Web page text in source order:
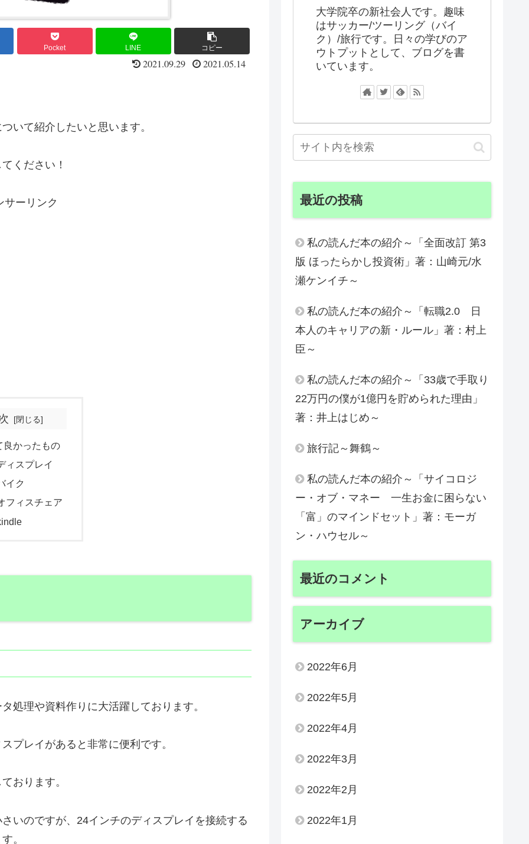
Pocket LINE コピー
2021.09.29 2021.05.14
いて紹介したいと思います。
ください！
サーリンク
良かったもの
ィスプレイ
イク
フィスチェア
処理や資料作りに大活躍しております。
プレイがあると非常に便利です。
おります。
いのですが、24インチのディスプレイを接続する
。
大学院卒の新社会人です。趣味
はサッカー/ツーリング（バイ
ク）/旅行です。日々の学びのア
ウトプットとして、ブログを書
いています。
最近の投稿
私の読んだ本の紹介～「全面改訂 第3
版 ほったらかし投資術」著：山崎元/水
瀬ケンイチ～
私の読んだ本の紹介～「転職2.0 日
本人のキャリアの新・ルール」著：村上
臣～
私の読んだ本の紹介～「33歳で手取り
22万円の僕が1億円を貯められた理由」
著：井上はじめ～
旅行記～舞鶴～
私の読んだ本の紹介～「サイコロジ
ー・オブ・マネー 一生お金に困らない
「富」のマインドセット」著：モーガ
ン・ハウセル～
最近のコメント
アーカイブ
2022年6月
2022年5月
2022年4月
2022年3月
2022年2月
2022年1月